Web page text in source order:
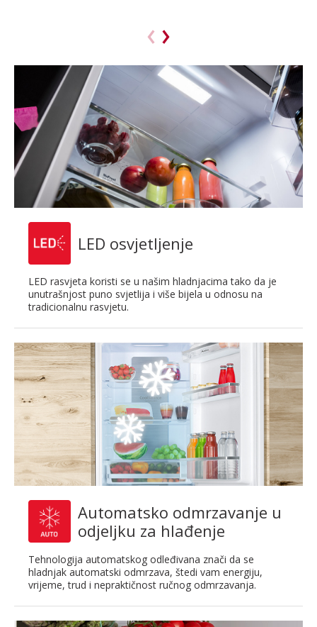
LED osvjetljenje
LED rasvjeta koristi se u našim hladnjacima tako da je
unutrašnjost puno svjetlija i više bijela u odnosu na
tradicionalnu rasvjetu.
Automatsko odmrzavanje u
odjeljku za hlađenje
Tehnologija automatskog odleđivana znači da se
hladnjak automatski odmrzava, štedi vam energiju,
vrijeme, trud i nepraktičnost ručnog odmrzavanja.